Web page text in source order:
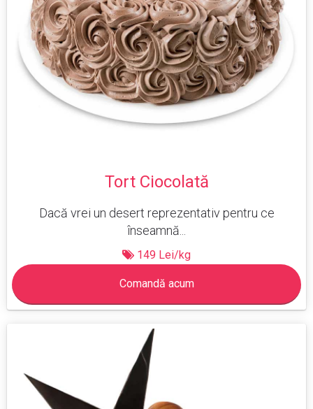
Tort Ciocolată
Dacă vrei un desert reprezentativ pentru ce
înseamnă...
149 Lei/kg
Comandă acum